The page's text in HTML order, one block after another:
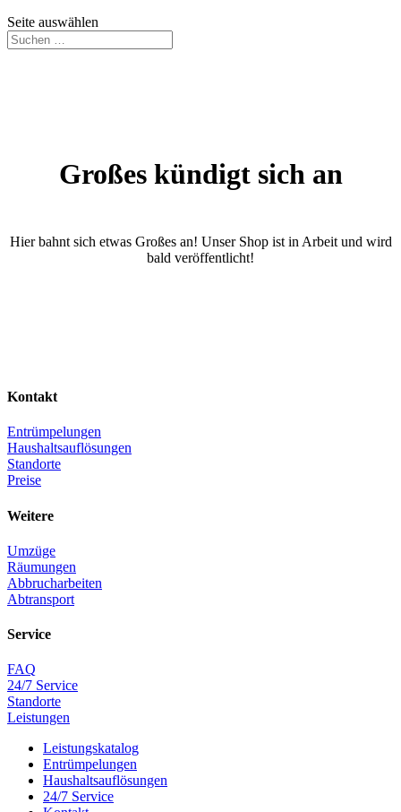
Seite auswählen
Großes kündigt sich an
Hier bahnt sich etwas Großes an! Unser Shop ist in Arbeit und wird
bald veröffentlicht!
Kontakt
Entrümpelungen
Haushaltsauflösungen
Standorte
Preise
Weitere
Umzüge
Räumungen
Abbrucharbeiten
Abtransport
Service
FAQ
24/7 Service
Standorte
Leistungen
Leistungskatalog
Entrümpelungen
Haushaltsauflösungen
24/7 Service